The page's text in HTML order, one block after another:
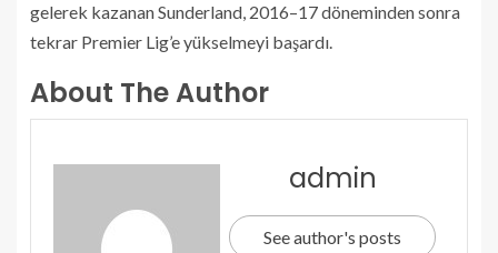
gelerek kazanan Sunderland, 2016–17 döneminden sonra
tekrar Premier Lig’e yükselmeyi başardı.
About The Author
admin
See author's posts